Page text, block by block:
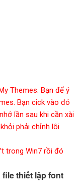
Themes. Bạn để ý
Bạn cick vào đó
lần sau khi cần xài
phải chỉnh lôi
trong Win7 rồi đó
file thiết lập font